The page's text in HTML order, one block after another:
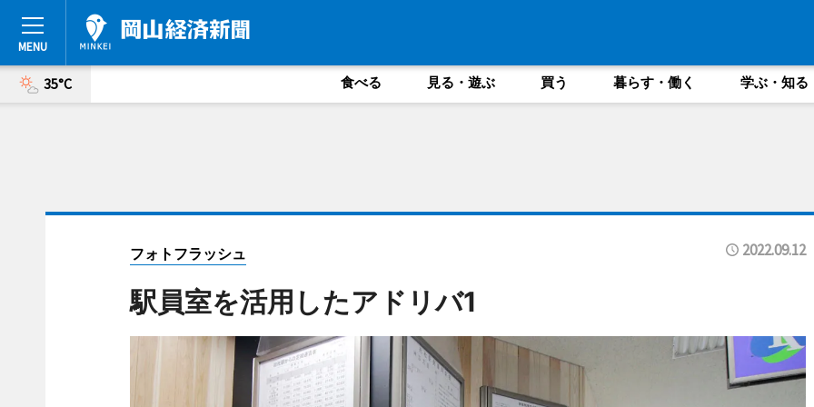
35°C 食べる 見る・遊ぶ 買う 暮らす・働く 学ぶ・知る
フォトフラッシュ 2022.09.12
駅員室を活用したアドリバ1